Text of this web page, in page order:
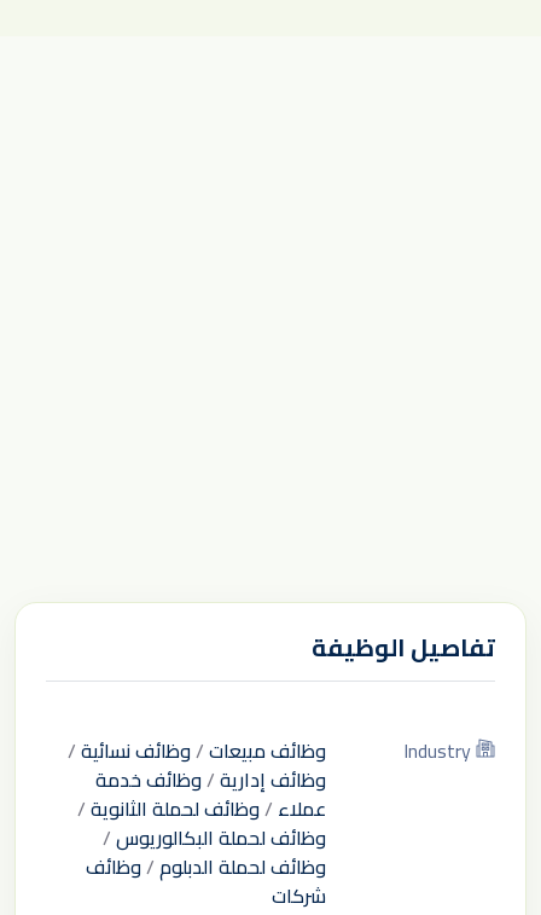
تفاصيل الوظيفة
Industry وظائف مبيعات/وظائف نسائية/
وظائف إدارية/وظائف خدمة
عملاء /وظائف لحملة الثانوية/
وظائف لحملة البكالوريوس/
وظائف لحملة الدبلوم/وظائف
شركات